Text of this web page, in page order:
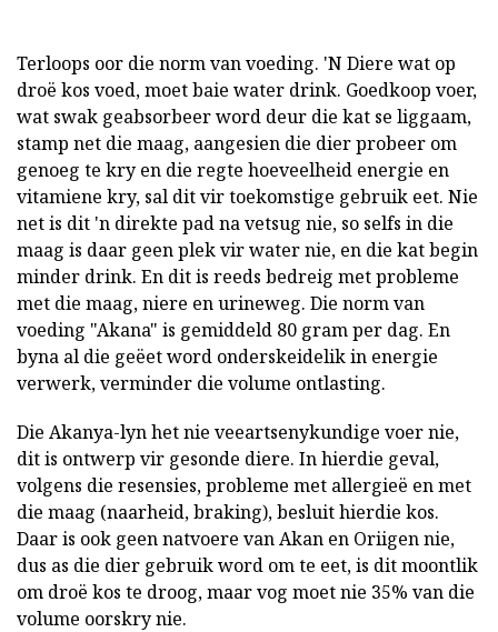
Terloops oor die norm van voeding. 'N Diere wat op
droë kos voed, moet baie water drink. Goedkoop voer,
wat swak geabsorbeer word deur die kat se liggaam,
stamp net die maag, aangesien die dier probeer om
genoeg te kry en die regte hoeveelheid energie en
vitamiene kry, sal dit vir toekomstige gebruik eet. Nie
net is dit 'n direkte pad na vetsug nie, so selfs in die
maag is daar geen plek vir water nie, en die kat begin
minder drink. En dit is reeds bedreig met probleme
met die maag, niere en urineweg. Die norm van
voeding "Akana" is gemiddeld 80 gram per dag. En
byna al die geëet word onderskeidelik in energie
verwerk, verminder die volume ontlasting.
Die Akanya-lyn het nie veeartsenykundige voer nie,
dit is ontwerp vir gesonde diere. In hierdie geval,
volgens die resensies, probleme met allergieë en met
die maag (naarheid, braking), besluit hierdie kos.
Daar is ook geen natvoere van Akan en Oriigen nie,
dus as die dier gebruik word om te eet, is dit moontlik
om droë kos te droog, maar vog moet nie 35% van die
volume oorskry nie.